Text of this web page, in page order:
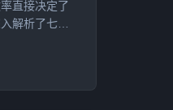
直接决定了
解析了七彩
集成的高性
的散热防御